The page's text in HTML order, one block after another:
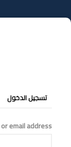
إلى
المحتوى
التبويبات
الأساسية
تسجيل الدخول
email address